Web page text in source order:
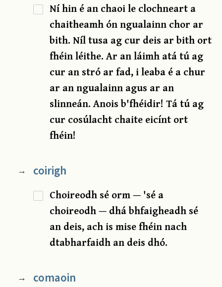
Ní hin é an chaoi le clochneart a
chaitheamh ón ngualainn chor ar
bith. Níl tusa ag cur deis ar bith ort
fhéin léithe. Ar an láimh atá tú ag
cur an stró ar fad, i leaba é a chur
ar an ngualainn agus ar an
slinneán. Anois b'fhéidir! Tá tú ag
cur cosúlacht chaite eicínt ort
fhéin!
→ coirigh
Choireodh sé orm — 'sé a
choireodh — dhá bhfaigheadh sé
an deis, ach is mise fhéin nach
dtabharfaidh an deis dhó.
→ comaoin